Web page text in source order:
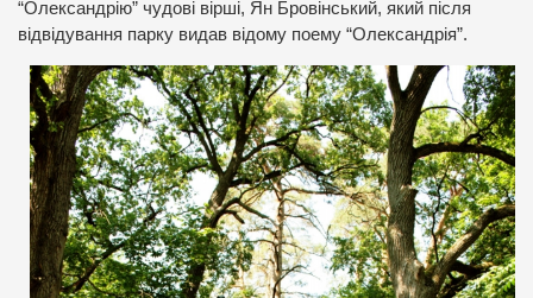
“Олександрію” чудові вірші, Ян Бровінський, який після
відвідування парку видав відому поему “Олександрія”.